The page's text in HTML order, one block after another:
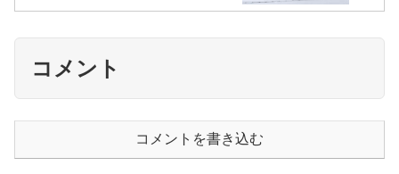
コメント
コメントを書き込む